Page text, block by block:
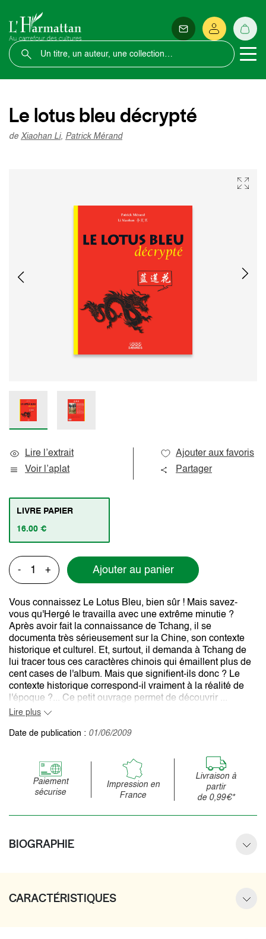
Le lotus bleu décrypté
de Xiaohan Li, Patrick Mérand
Lire l’extrait
Voir l’aplat
Ajouter aux favoris
Partager
LIVRE PAPIER
16.00 €
- + Ajouter au panier
Vous connaissez Le Lotus Bleu, bien sûr ! Mais savez-
vous qu'Hergé le travailla avec une extrême minutie ?
Après avoir fait la connaissance de Tchang, il se
documenta très sérieusement sur la Chine, son contexte
historique et culturel. Et, surtout, il demanda à Tchang de
lui tracer tous ces caractères chinois qui émaillent plus de
cent cases de l'album. Mais que signifient-ils donc ? Le
contexte historique correspond-il vraiment à la réalité de
l'époque ?... Ce petit ouvrage permet de découvrir ...
Lire plus
Date de publication : 01/06/2009
Paiement
sécurise
Impression en
France
Livraison à
partir
de 0,99€*
BIOGRAPHIE
CARACTÉRISTIQUES